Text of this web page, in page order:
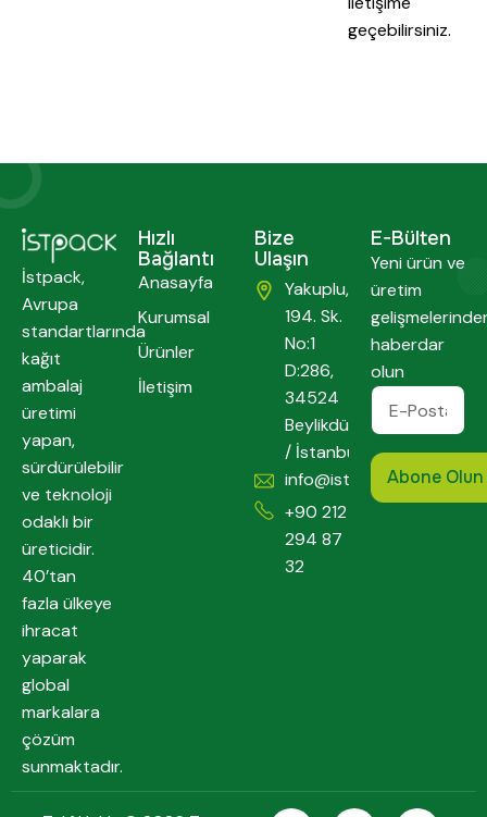
geçebilirsiniz.
İstpack,
Avrupa
standartlarında
kağıt
ambalaj
üretimi
yapan,
sürdürülebilir
ve teknoloji
odaklı bir
üreticidir.
40’tan
fazla ülkeye
ihracat
yaparak
global
markalara
çözüm
sunmaktadır.
Hızlı
Bağlantı
Anasayfa
Kurumsal
Ürünler
İletişim
Bize
Ulaşın
Yakuplu,
194. Sk.
No:1
D:286,
34524
Beylikdüzü
/ İstanbul
info@istpack.com
+90 212
294 87
32
E-Bülten
Yeni ürün ve
üretim
haberdar
olun